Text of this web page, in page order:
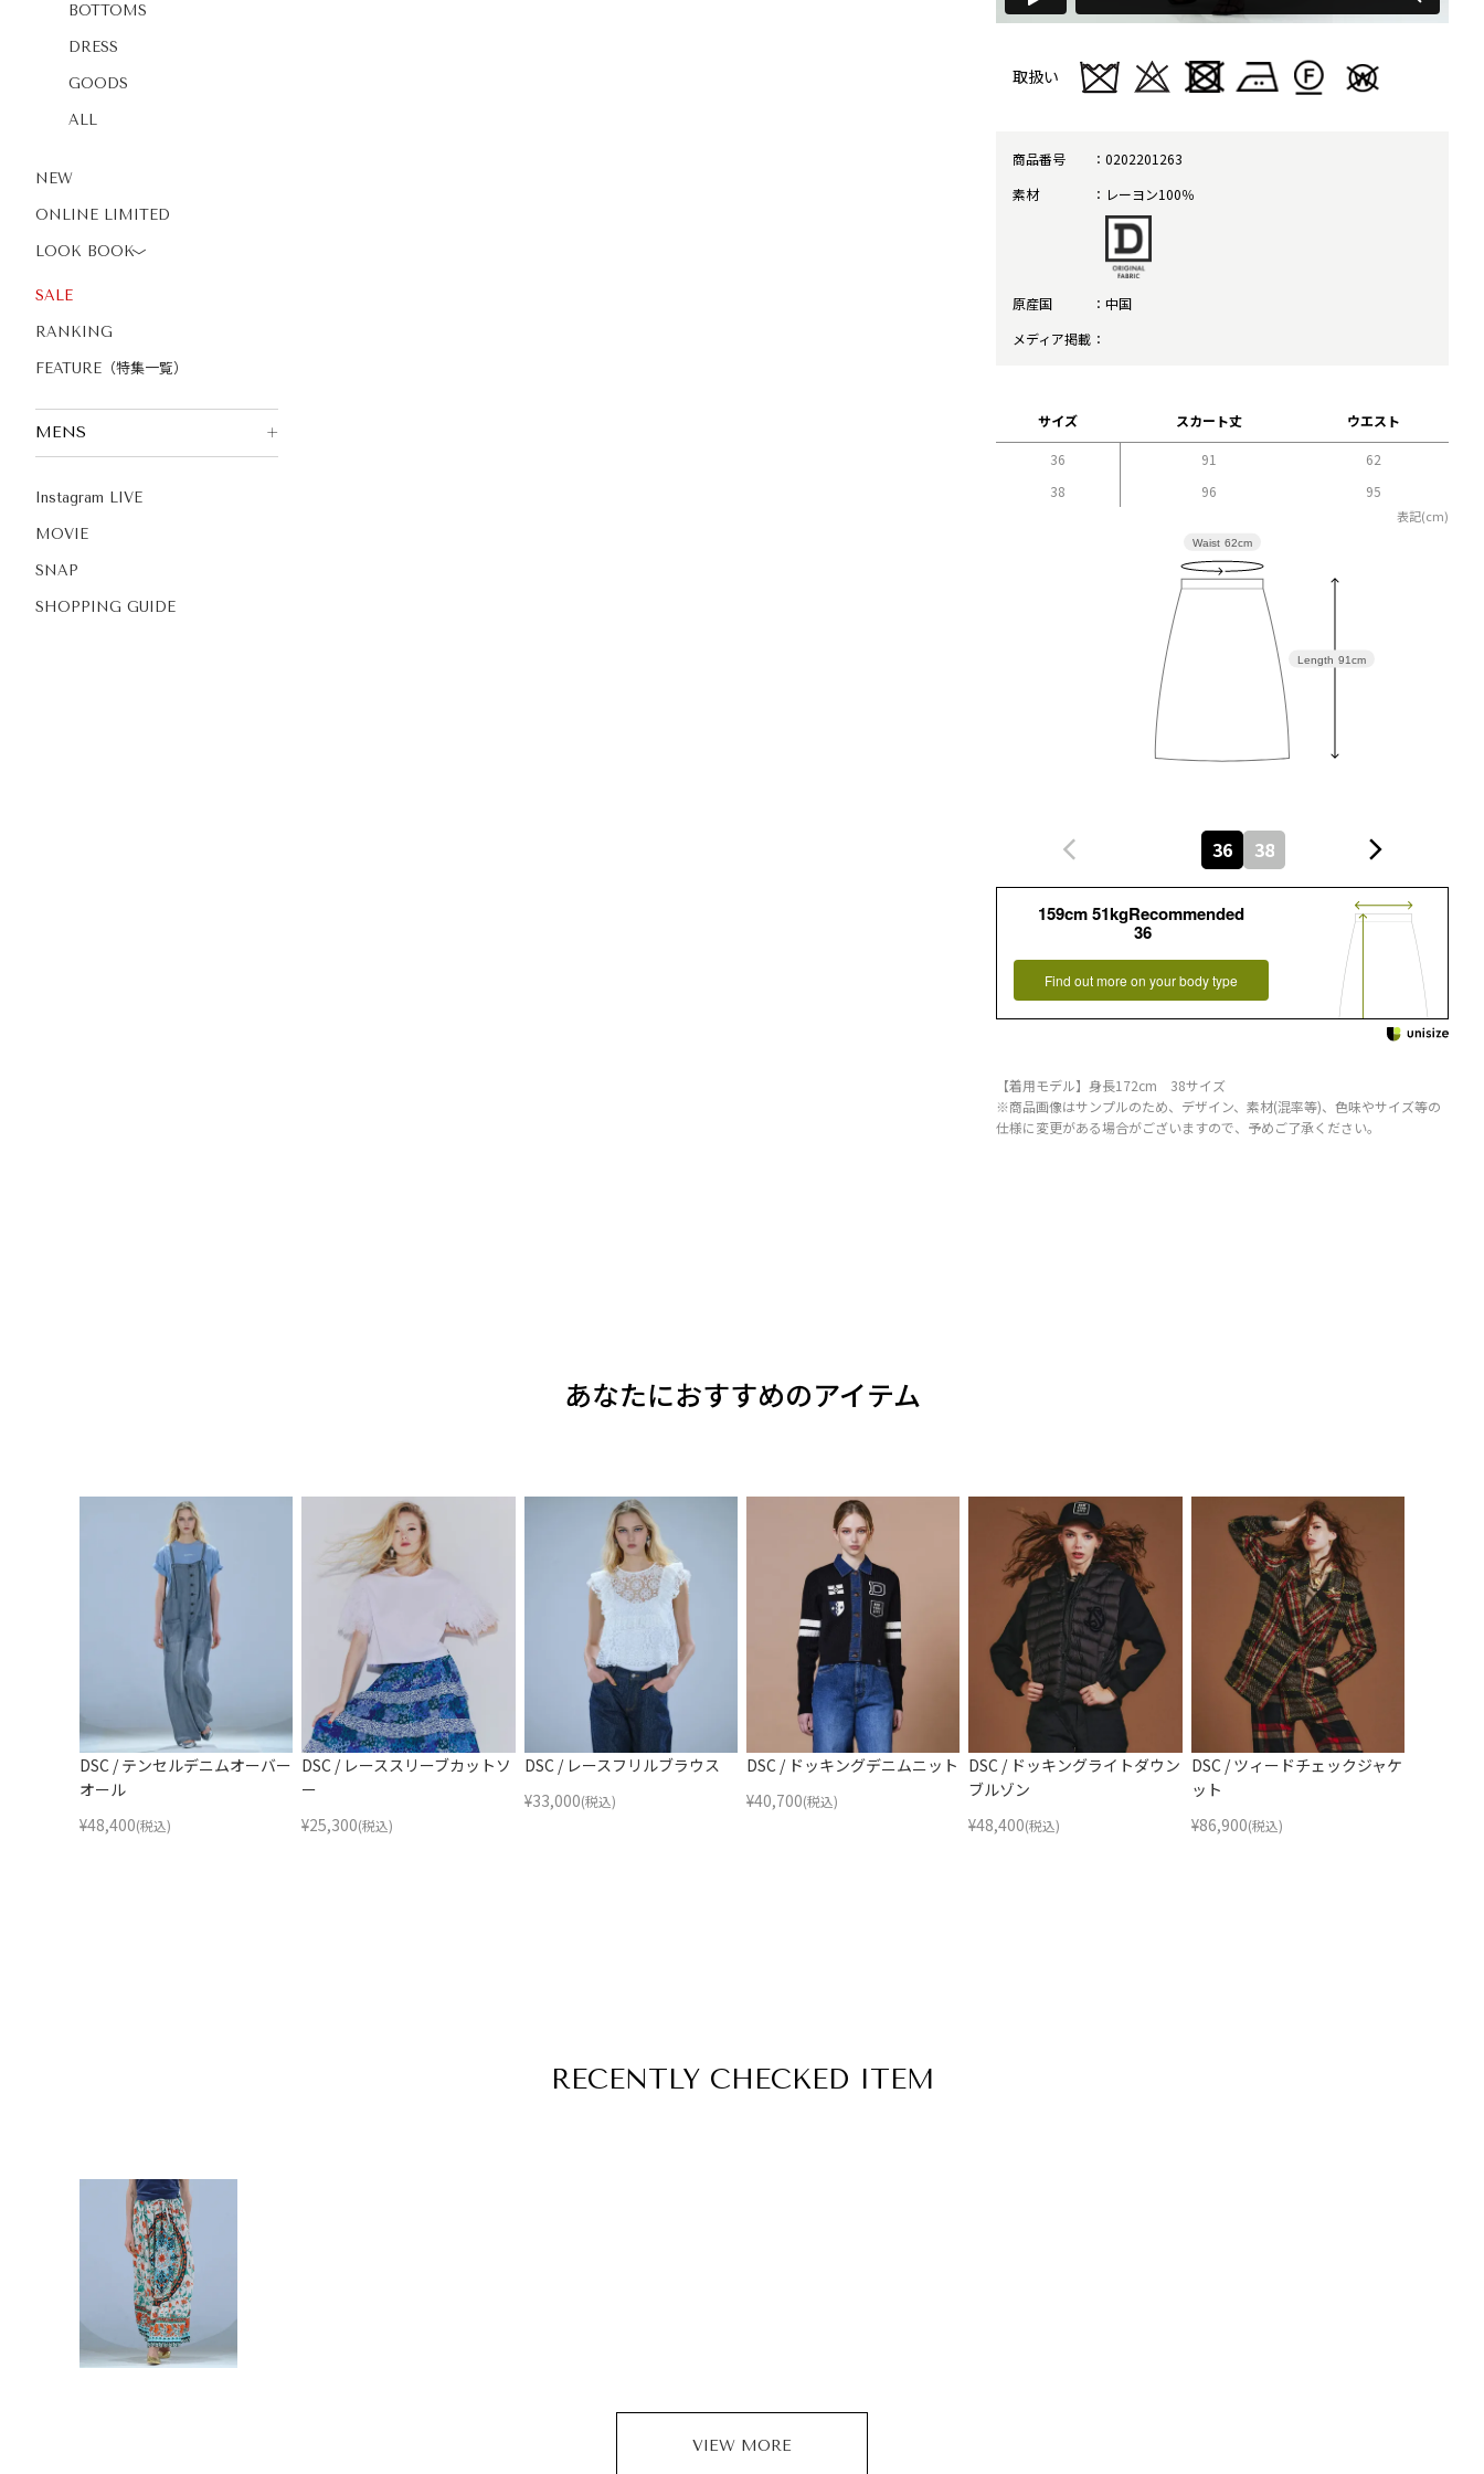
BOTTOMS
DRESS
GOODS
ALL
NEW
ONLINE LIMITED
LOOK BOOK〉
SALE
RANKING
FEATURE（特集一覧）
MENS
Instagram LIVE
MOVIE
SNAP
SHOPPING GUIDE
取扱い
商品番号
0202201263
素材
レーヨン100％
原産国
中国
メディア掲載
サイズ スカート丈 ウエスト
36 91
62
38
96 95
表記(cm)
Length 91cm
Waist 62cm
36 38
159cm 51kgRecommended
36
Find out more on your body type
【着用モデル】身長172cm 38サイズ
※商品画像はサンプルのため、デザイン、素材(混率等)、色味やサイズ等の
仕様に変更がある場合がございますので、予めご了承ください。
あなたにおすすめのアイテム
DSC / テンセルデニムオーバー
オール
¥48,400(税込)
DSC / レーススリーブカットソ
ー
¥25,300(税込)
DSC / レースフリルブラウス
¥33,000(税込)
DSC / ドッキングデニムニット
¥40,700(税込)
DSC / ドッキングライトダウン
ブルゾン
¥48,400(税込)
DSC / ツィードチェックジャケ
ット
¥86,900(税込)
RECENTLY CHECKED ITEM
VIEW MORE